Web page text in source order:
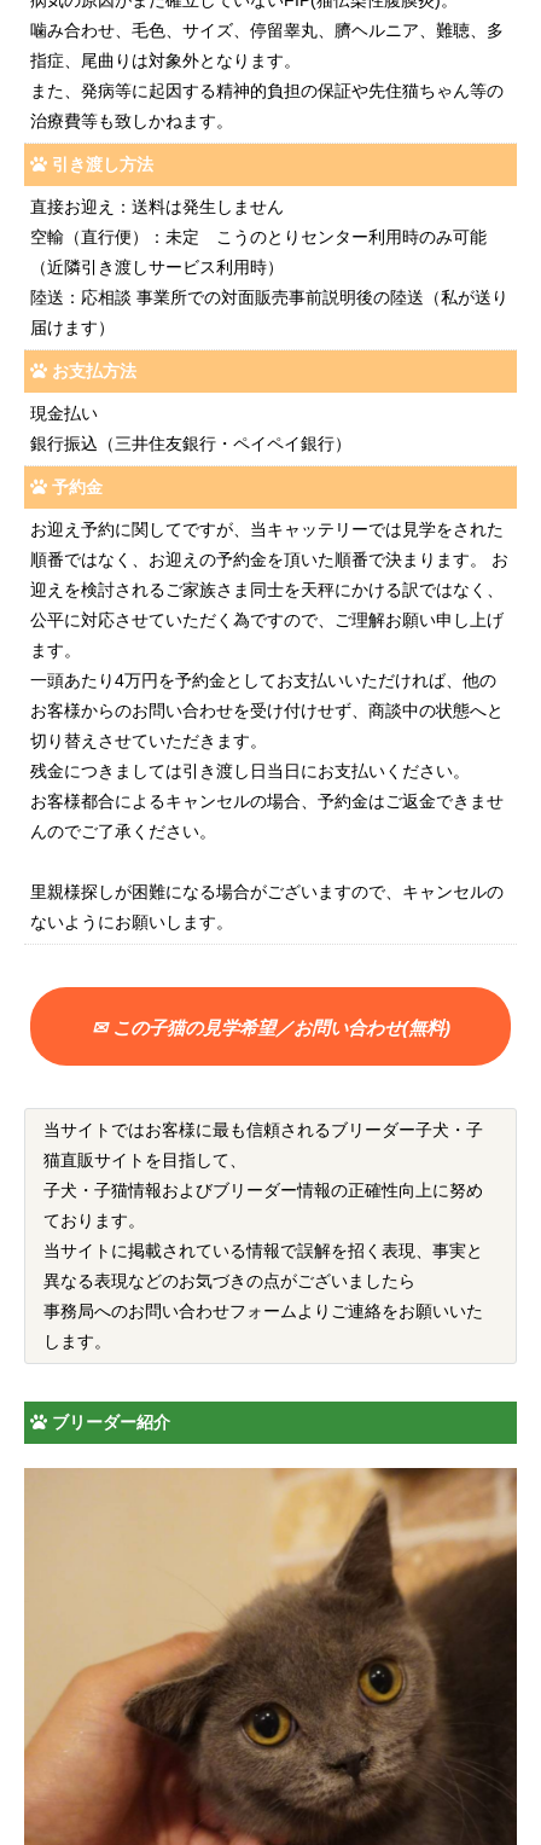
噛み合わせ、毛色、サイズ、停留睾丸、臍ヘルニア、難聴、多
指症、尾曲りは対象外となります。
また、発病等に起因する精神的負担の保証や先住猫ちゃん等の
治療費等も致しかねます。
引き渡し方法
直接お迎え：送料は発生しません
空輸（直行便）：未定 こうのとりセンター利用時のみ可能
（近隣引き渡しサービス利用時）
陸送：応相談 事業所での対面販売事前説明後の陸送（私が送り
届けます）
お支払方法
現金払い
銀行振込（三井住友銀行・ペイペイ銀行）
予約金
お迎え予約に関してですが、当キャッテリーでは見学をされた
順番ではなく、お迎えの予約金を頂いた順番で決まります。 お
迎えを検討されるご家族さま同士を天秤にかける訳ではなく、
公平に対応させていただく為ですので、ご理解お願い申し上げ
ます。
一頭あたり4万円を予約金としてお支払いいただければ、他の
お客様からのお問い合わせを受け付けせず、商談中の状態へと
切り替えさせていただきます。
残金につきましては引き渡し日当日にお支払いください。
お客様都合によるキャンセルの場合、予約金はご返金できませ
んのでご了承ください。
里親様探しが困難になる場合がございますので、キャンセルの
ないようにお願いします。
✉ この子猫の見学希望／お問い合わせ(無料)
当サイトではお客様に最も信頼されるブリーダー子犬・子
猫直販サイトを目指して、
子犬・子猫情報およびブリーダー情報の正確性向上に努め
ております。
当サイトに掲載されている情報で誤解を招く表現、事実と
異なる表現などのお気づきの点がございましたら
事務局へのお問い合わせフォームよりご連絡をお願いいた
します。
ブリーダー紹介